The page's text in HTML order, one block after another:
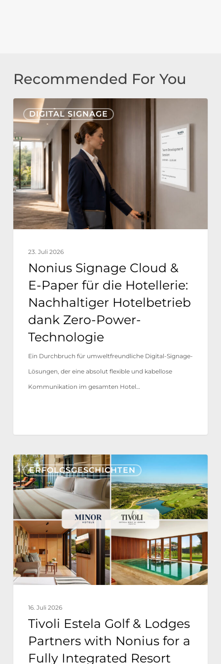
Recommended For You
DIGITAL SIGNAGE
Nonius
Signage
Cloud
&
E-
Paper
für
die
Hotellerie:
dank
Zero-
Power-
Technologie
23. Juli 2026
Nonius Signage Cloud &
E-Paper für die Hotellerie:
Nachhaltiger Hotelbetrieb
dank Zero-Power-
Technologie
Ein Durchbruch für umweltfreundliche Digital-Signage-
Lösungen, der eine absolut flexible und kabellose
Kommunikation im gesamten Hotel…
ERFOLGSGESCHICHTEN
Tivoli
Estela
Golf
&
Lodges
Partners
with
Nonius
for
Integrated
Resort
Technology
16. Juli 2026
Tivoli Estela Golf & Lodges
Partners with Nonius for a
Fully Integrated Resort